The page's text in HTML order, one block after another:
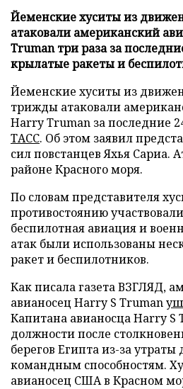
Йеменские хуситы из
атаковали американский
Truman три раза за
крылатые ракеты и
Йеменские хуситы из
трижды атаковали
Harry Truman за последние
ТАСС. Об этом заявил
сил повстанцев Яхья Сариа.
районе Красного моря.
По словам представителя
противостоянию
беспилотная авиация и
атак были использованы
ракет и беспилотников.
Как писала газета ВЗГЛЯД,
авианосец Harry S Truman
Капитана авианосца Harry
должности после
берегов Египта из-за утраты
командным способностям.
авианосец США в Красном